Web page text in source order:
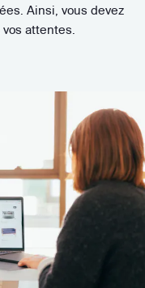
Ainsi, vous devez
attentes.